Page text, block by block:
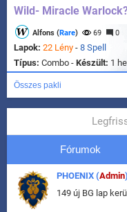
Wild- Miracle
Alfons (Rare) 69 0
Lapok: 22 Lény - 8 Spell
Típus: Combo - Készült: 1
Összes pakli
Fórumok
PHOENIX (Admin)